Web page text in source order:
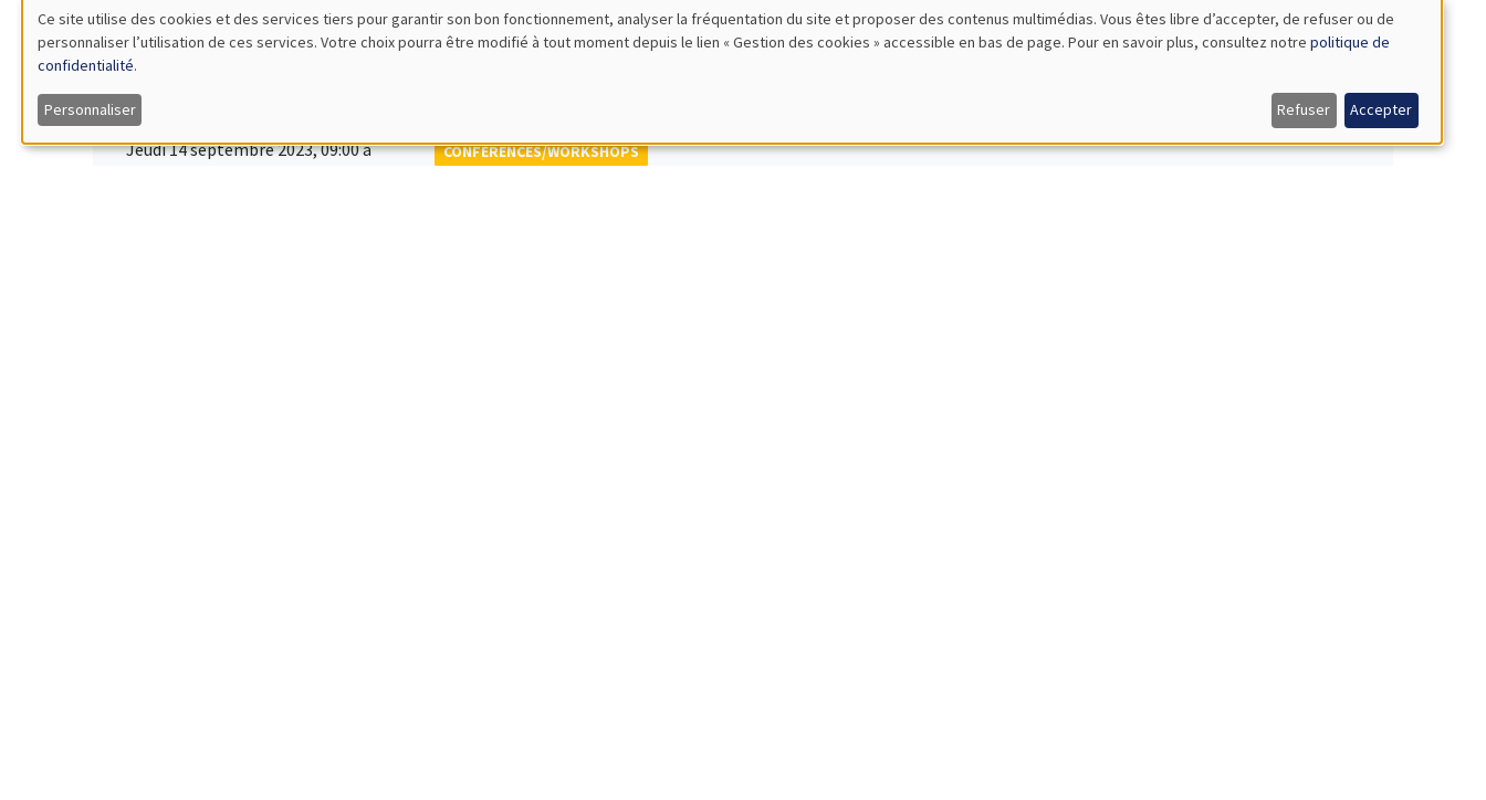
Mercredi 12 juillet 2023, 17:00
Tenth ECINEQ Meeting 2023
Society for the Study of Economic Inequality
Jeudi 14 septembre 2023, 09:00 à
CONFÉRENCES/WORKSHOPS
Utilisation
des
données
Ce site utilise des cookies et des services tiers pour garantir son bon fonctionnement, analyser la fréquentation du site et proposer des contenus multimédias. Vous êtes libre d’accepter, de refuser ou de
personnaliser l’utilisation de ces services. Votre choix pourra être modifié à tout moment depuis le lien « Gestion des cookies » accessible en bas de page. Pour en savoir plus, consultez notre politique de
confidentialité.
Personnaliser Refuser Accepter